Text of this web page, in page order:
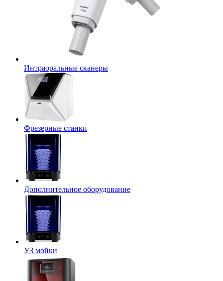
Интраоральные сканеры
Фрезерные станки
Дополнительное оборудование
УЗ мойки